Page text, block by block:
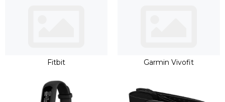
Fitbit Garmin Vivofit